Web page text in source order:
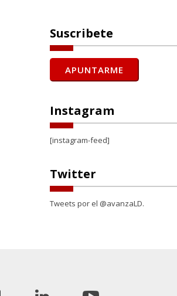
Suscribete
Instagram
[instagram-feed]
Twitter
Tweets por el @avanzaLD.